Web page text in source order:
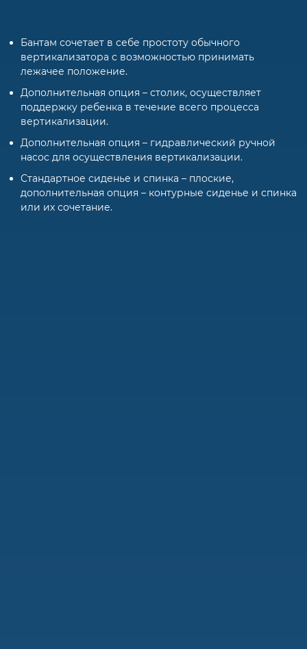
Бантам сочетает в себе простоту обычного
вертикализатора с возможностью принимать
лежачее положение.
Дополнительная опция – столик, осуществляет
поддержку ребенка в течение всего процесса
вертикализации.
Дополнительная опция – гидравлический ручной
насос для осуществления вертикализации.
Стандартное сиденье и спинка – плоские,
дополнительная опция – контурные сиденье и спинка
или их сочетание.